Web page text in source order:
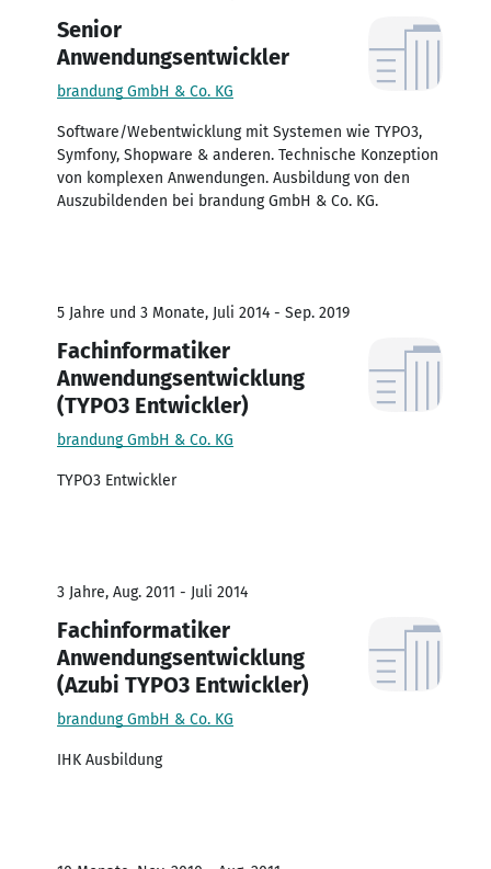
Senior
Anwendungsentwickler
brandung GmbH & Co. KG
Software/Webentwicklung mit Systemen wie TYPO3,
Symfony, Shopware & anderen. Technische Konzeption
von komplexen Anwendungen. Ausbildung von den
Auszubildenden bei brandung GmbH & Co. KG.
5 Jahre und 3 Monate, Juli 2014 - Sep. 2019
Fachinformatiker
Anwendungsentwicklung
(TYPO3 Entwickler)
brandung GmbH & Co. KG
TYPO3 Entwickler
3 Jahre, Aug. 2011 - Juli 2014
Fachinformatiker
Anwendungsentwicklung
(Azubi TYPO3 Entwickler)
brandung GmbH & Co. KG
IHK Ausbildung